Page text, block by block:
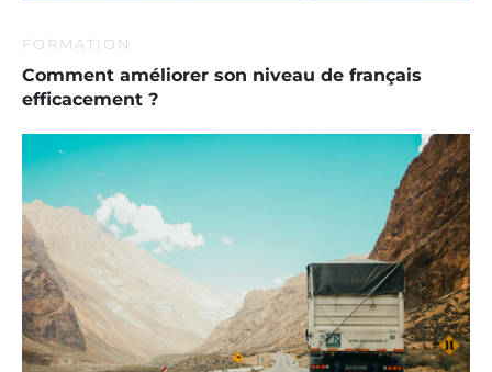
FORMATION
Comment améliorer son niveau de français
efficacement ?